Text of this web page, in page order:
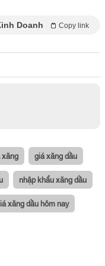
Doanh Copy link
xăng giá xăng dầu
nhập khẩu xăng dầu
xăng dầu hôm nay